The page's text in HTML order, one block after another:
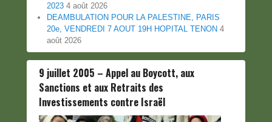
2023 4 août 2026
DEAMBULATION POUR LA PALESTINE, PARIS
20e, VENDREDI 7 AOUT 19H HOPITAL TENON 4
août 2026
9 juillet 2005 – Appel au Boycott, aux
Sanctions et aux Retraits des
Investissements contre Israël